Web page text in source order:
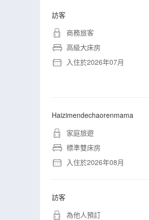
訪客
商務旅客
高級大床房
入住於2026年07月
Haizimendechaorenmama
家庭旅遊
標準雙床房
入住於2026年08月
訪客
為他人預訂